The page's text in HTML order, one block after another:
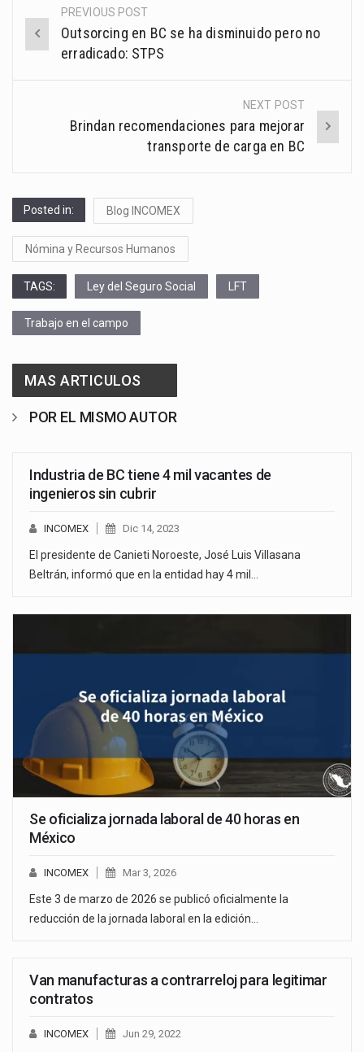
Post
navigation
PREVIOUS POST
Outsorcing en BC se ha disminuido pero no
erradicado: STPS
NEXT POST
Brindan recomendaciones para mejorar
transporte de carga en BC
Posted in: Blog INCOMEX
Nómina y Recursos Humanos
TAGS: Ley del Seguro Social LFT
Trabajo en el campo
MAS ARTICULOS
POR EL MISMO AUTOR
Industria de BC tiene 4 mil vacantes de
ingenieros sin cubrir
INCOMEX Dic 14, 2023
El presidente de Canieti Noroeste, José Luis Villasana
Beltrán, informó que en la entidad hay 4 mil…
Se oficializa jornada laboral de 40 horas en
México
INCOMEX Mar 3, 2026
Este 3 de marzo de 2026 se publicó oficialmente la
reducción de la jornada laboral en la edición…
Van manufacturas a contrarreloj para legitimar
contratos
INCOMEX Jun 29, 2022